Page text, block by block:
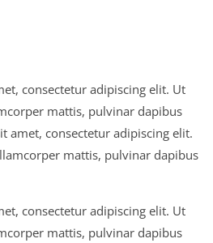
consectetur adipiscing elit. Ut
mattis, pulvinar dapibus
amet, consectetur adipiscing elit.
mattis, pulvinar dapibus
consectetur adipiscing elit. Ut
mattis, pulvinar dapibus